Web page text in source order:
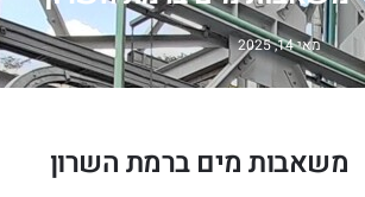
מאי 14, 2025
משאבות מים ברמת השרון